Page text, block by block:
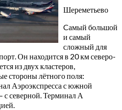
Шереметьево
Cамый большой
и самый
сложный для
Он находится в 20 км северо-
из двух кластеров,
стороны лётного поля:
Аэроэкспресса с южной
северной. Терминал А